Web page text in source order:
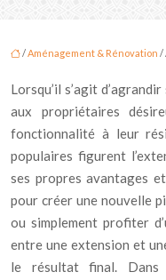
/Aménagement & Rénovation /
Lorsqu’il s’agit
aux propriétaires
fonctionnalité à leur
populaires figurent
ses propres avantages
pour créer une nouvelle
ou simplement profiter
entre une extension et
le résultat final. Dans